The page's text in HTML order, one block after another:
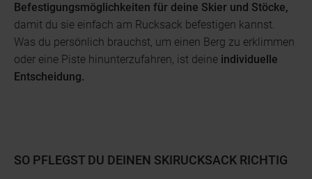
Befestigungsmöglichkeiten für deine Skier und Stöcke,
damit du sie einfach am Rucksack befestigen kannst.
Was du persönlich brauchst, um einen Berg zu erklimmen
oder eine Piste hinunterzufahren, ist deine individuelle
Entscheidung.
SO PFLEGST DU DEINEN SKIRUCKSACK RICHTIG